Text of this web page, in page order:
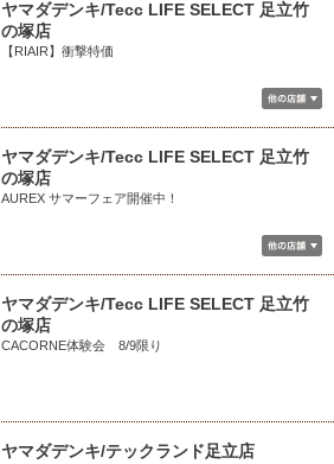
ヤマダデンキ/Tecc LIFE SELECT 足立竹
の塚店
【RIAIR】衝撃特価
ヤマダデンキ/Tecc LIFE SELECT 足立竹
の塚店
AUREX サマーフェア開催中！
ヤマダデンキ/Tecc LIFE SELECT 足立竹
の塚店
CACORNE体験会 8/9限り
ヤマダデンキ/テックランド足立店